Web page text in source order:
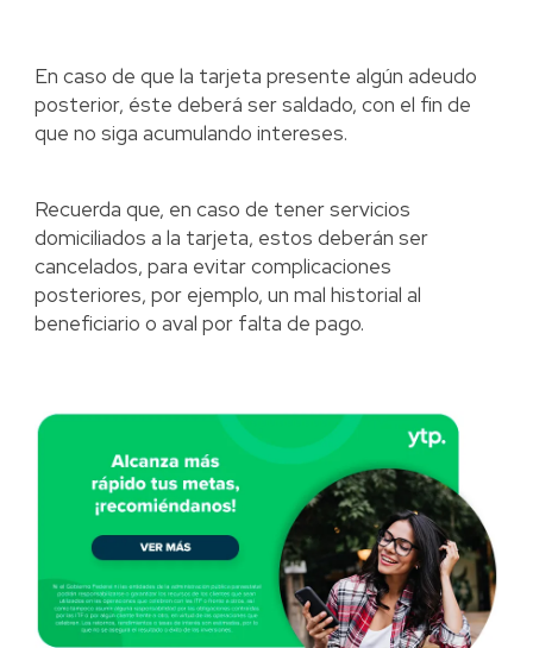
En caso de que la tarjeta presente algún adeudo
posterior, éste deberá ser saldado, con el fin de
que no siga acumulando intereses.
Recuerda que, en caso de tener servicios
domiciliados a la tarjeta, estos deberán ser
cancelados, para evitar complicaciones
posteriores, por ejemplo, un mal historial al
beneficiario o aval por falta de pago.